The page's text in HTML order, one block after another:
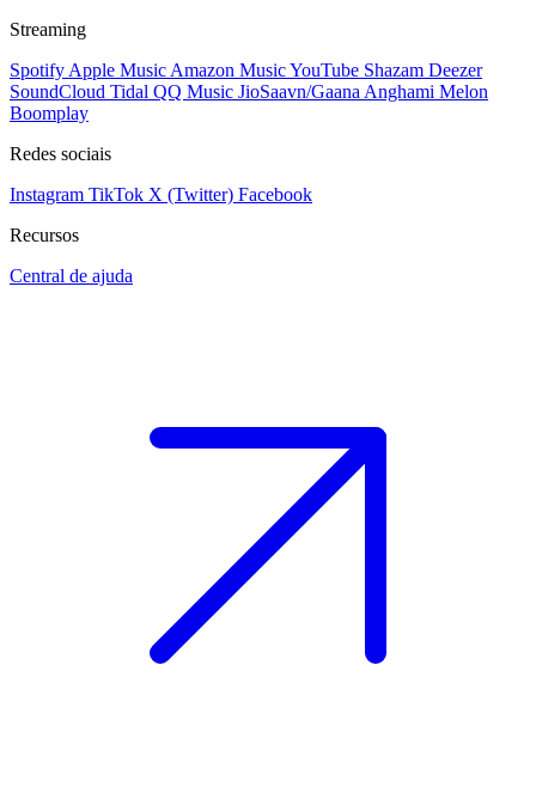
Streaming
Spotify Apple Music Amazon MusicYouTube Shazam Deezer
SoundCloud Tidal QQ Music JioSaavn/Gaana Anghami Melon
Boomplay
Redes sociais
Instagram TikTok X (Twitter) Facebook
Recursos
Central de ajuda